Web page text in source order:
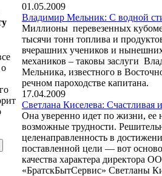
01.05.2009
Владимир Мельник: С водной
Миллионы перевезенных
тысячи тонн топлива и
вчерашних учеников и
механиков – таковы заслуги
Мельника, известного в
речном пароходстве капитана.
17.04.2009
Светлана Киселева: Счастливая
Она уверенно идет по жизни, ее
возможные трудности.
целенаправленность в
поставленной цели — вот
качества характера директора
«БратскБытСервис» Светланы